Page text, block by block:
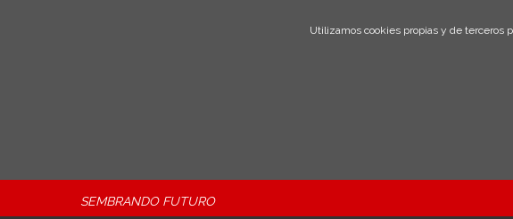
Utilizamos cookies propias y de terceros
SEMBRANDO FUTURO